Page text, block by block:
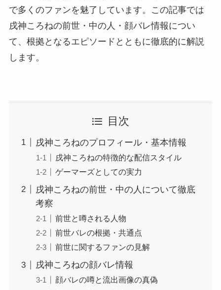
で多くのファンを魅了しています。この記事では
戌神ころねの前世・中の人・顔バレ情報につい
て、根拠となるエピソードとともに徹底的に解説
します。
目次
戌神ころねのプロフィール・基本情報
戌神ころねの特徴的な配信スタイル
ゲーマーズとしての実力
戌神ころねの前世・中の人について徹底
考察
前世と噂される人物
前世バレの根拠・共通点
前世に関するファンの見解
戌神ころねの顔バレ情報
顔バレの噂と流出画像の真偽